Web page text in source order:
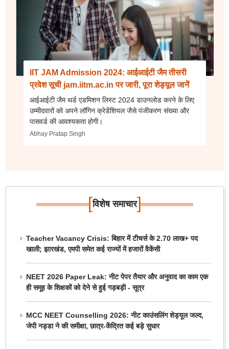
IIT JAM Admission 2024: आईआईटी जैम तीसरी
प्रवेश सूची jam.iitm.ac.in पर जारी, पूरा शेड्यूल जानें
आईआईटी जैम थर्ड एडमिशन लिस्ट 2024 डाउनलोड करने के लिए
उम्मीदवारों को अपने लॉगिन क्रेडेंशियल जैसे पंजीकरण संख्या और
पासवर्ड की आवश्यकता होगी।
Abhay Pratap Singh
[विशेष समाचार]
Teacher Vacancy Crisis: बिहार में टीचर्स के 2.70 लाख+ पद
खाली; झारखंड, एमपी समेत कई राज्यों में हजारों वैकेंसी
NEET 2026 Paper Leak: नीट पेपर तैयार और अनुवाद का काम एक
ही समूह के शिक्षकों को देने से हुई गड़बड़ी - सूत्र
MCC NEET Counselling 2026: नीट काउंसलिंग शेड्यूल जल्द,
जेपी नड्डा ने की समीक्षा, छात्र-केंद्रित कई बड़े सुधार